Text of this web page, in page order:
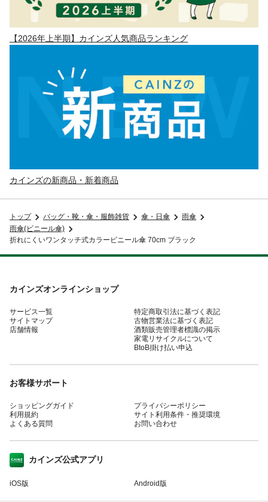
【2026年上半期】カインズ人気商品ランキング
カインズの新商品・新着商品
トップ バッグ・靴・傘・服飾雑貨 傘・日傘
雨傘
雨傘(ビニール傘)
折れにくいワンタッチ式カラービニール傘 70cm ブラック
カインズオンラインショップ
サービス一覧
サイトマップ
店舗情報
特定商取引法に基づく表記
古物営業法に基づく表記
酒類販売管理者標識の掲示
家電リサイクルについて
BtoB掛け払い申込
お客様サポート
ショッピングガイド
利用規約
よくある質問
プライバシーポリシー
サイト利用条件・推奨環境
お問い合わせ
カインズ公式アプリ
iOS版 Android版